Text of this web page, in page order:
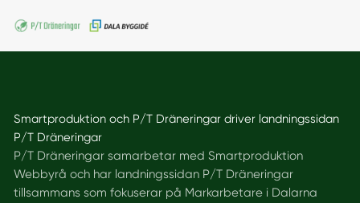
Smartproduktion och P/T Dräneringar driver landningssidan
P/T Dräneringar
P/T Dräneringar samarbetar med Smartproduktion
Webbyrå och har landningssidan P/T Dräneringar
tillsammans som fokuserar på Markarbetare i Dalarna